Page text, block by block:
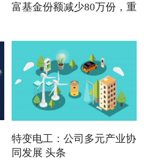
富基金份额减少80万份，重
特变电工：公司多元产业协
同发展 头条